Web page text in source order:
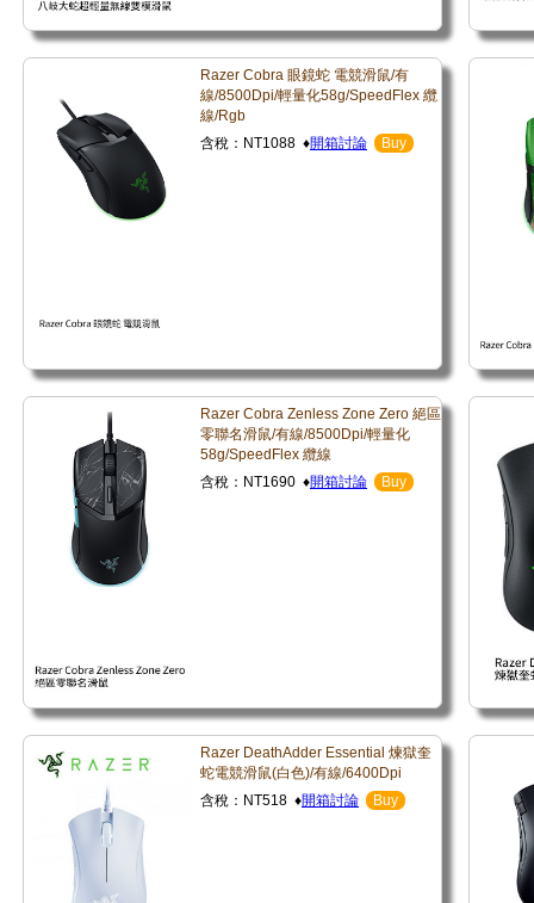
Razer Cobra 眼鏡蛇 電競滑鼠/有
線/8500Dpi/輕量化58g/SpeedFlex 纜
線/Rgb
含稅：NT1088 ♦開箱討論 Buy
Razer Cobra Zenless Zone Zero 絕區
零聯名滑鼠/有線/8500Dpi/輕量化
58g/SpeedFlex 纜線
含稅：NT1690 ♦開箱討論 Buy
Razer DeathAdder Essential 煉獄奎
蛇電競滑鼠(白色)/有線/6400Dpi
含稅：NT518 ♦開箱討論 Buy